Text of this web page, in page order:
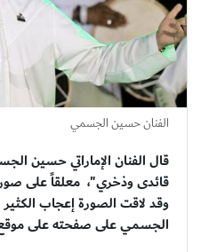
الفنان حسين الجسمي
قال الفنان الإماراتي حسين
قائدى وذخري"، معلقاً على
وقد لاقت الصورة إعجاب
الجسمي على صفحته على موقع